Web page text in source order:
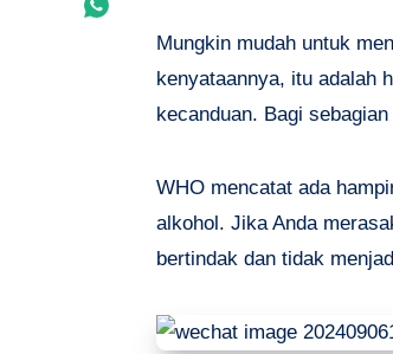
TelegramMungkin mudah untuk
kenyataannya, itu adalah
kecanduan. Bagi
WHO mencatat ada
alkohol. Jika Anda
bertindak dan tidak